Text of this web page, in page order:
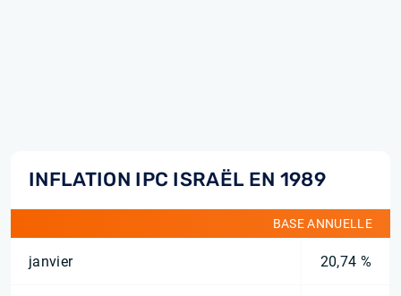
INFLATION IPC ISRAËL EN 1989
BASE ANNUELLE
janvier 20,74 %